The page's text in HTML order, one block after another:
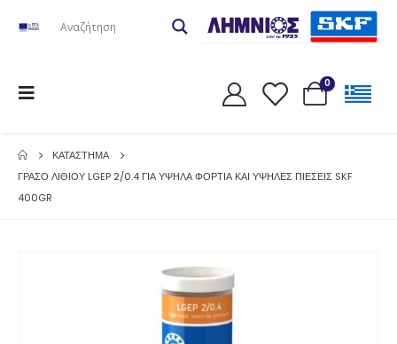
0
ΚΑΤΆΣΤΗΜΑ
ΓΡΑΣΟ ΛΙΘΙΟΥ LGEP 2/0.4 ΓΙΑ ΥΨΗΛΑ ΦΟΡΤΙΑ ΚΑΙ ΥΨΗΛΕΣ ΠΙΕΣΕΙΣ SKF
400GR